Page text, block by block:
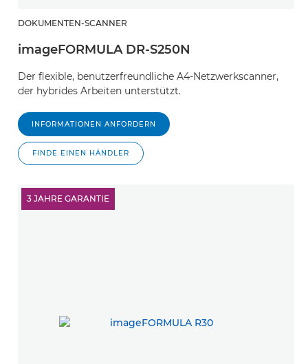
DOKUMENTEN-SCANNER
imageFORMULA DR-S250N
Der flexible, benutzerfreundliche A4-Netzwerkscanner,
der hybrides Arbeiten unterstützt.
INFORMATIONEN ANFORDERN
FINDE EINEN HÄNDLER
3 JAHRE GARANTIE